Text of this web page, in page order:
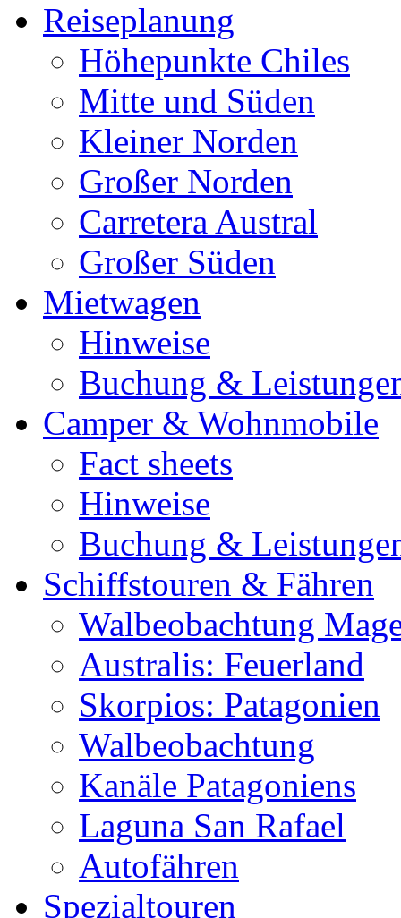
Reiseplanung
Höhepunkte Chiles
Mitte und Süden
Kleiner Norden
Großer Norden
Carretera Austral
Großer Süden
Mietwagen
Hinweise
Buchung &
Camper & Wohnmobile
Fact sheets
Hinweise
Buchung &
Schiffstouren & Fähren
Walbeobachtung
Australis: Feuerland
Skorpios: Patagonien
Walbeobachtung
Kanäle Patagoniens
Laguna San Rafael
Autofähren
Spezialtouren